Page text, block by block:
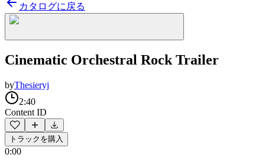
カタログに戻る
Cinematic Orchestral Rock Trailer
byThesieryj
2:40
Content ID
トラックを購入
0:00